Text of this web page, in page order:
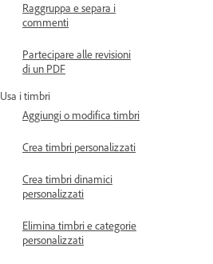
Raggruppa e separa i
commenti
Partecipare alle revisioni
di un PDF
Usa i timbri
Aggiungi o modifica timbri
Crea timbri personalizzati
Crea timbri dinamici
personalizzati
Elimina timbri e categorie
personalizzati